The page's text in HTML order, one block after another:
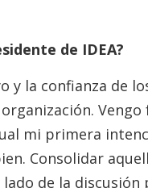
de IDEA?
la confianza de
Vengo
mi primera
Consolidar
de la